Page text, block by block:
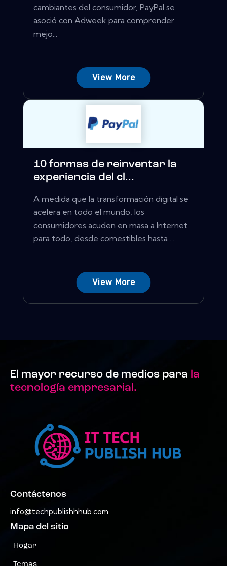
cambiantes del consumidor, PayPal se
asoció con Adweek para comprender
mejo...
View More
10 formas de reinventar la
experiencia del cl...
A medida que la transformación digital se
acelera en todo el mundo, los
consumidores acuden en masa a Internet
para todo, desde comestibles hasta ...
View More
El mayor recurso de medios para la
tecnología empresarial.
Contáctenos
info@techpublishhhub.com
Mapa del sitio
Hogar